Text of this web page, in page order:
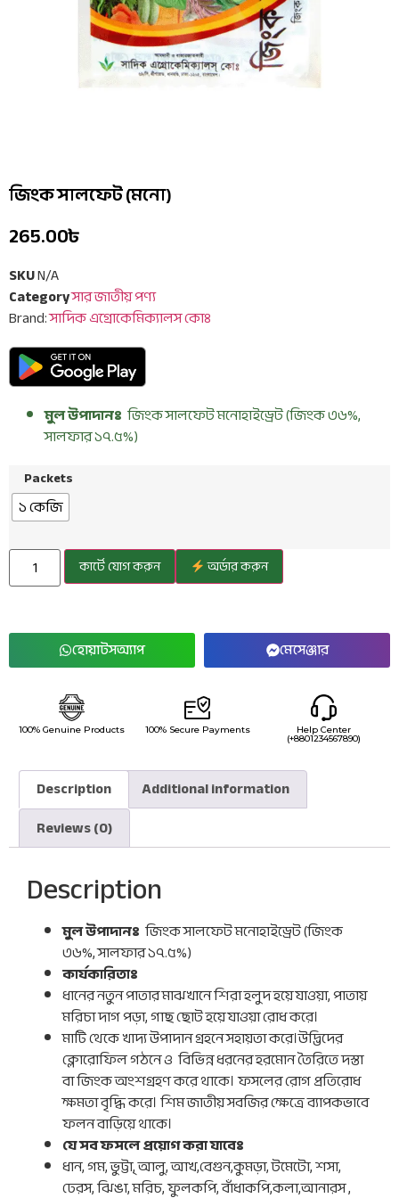
জিংক সালফেট (মনো)
265.00৳
SKUN/A
Categoryসার জাতীয় পণ্য
Brand:সাদিক এগ্রোকেমিক্যালস কোঃ
মুল উপাদানঃ জিংক সালফেট মনোহাইড্রেট (জিংক ৩৬%,
সালফার ১৭.৫%)
Packets
১ কেজি
কার্টে যোগ করুন অর্ডার করুন
হোয়াটসঅ্যাপ মেসেঞ্জার
100% Genuine Products 100% Secure Payments Help Center
(+8801234567890)
Description
Additional information
Reviews (0)
Description
মুল উপাদানঃ জিংক সালফেট মনোহাইড্রেট (জিংক
৩৬%, সালফার ১৭.৫%)
কার্যকারিতাঃ
ধানের নতুন পাতার মাঝখানে শিরা হলুদ হয়ে যাওয়া, পাতায়
মরিচা দাগ পড়া, গাছ ছোট হয়ে যাওয়া রোধ করে।
মাটি থেকে খাদ্য উপাদান গ্রহনে সহায়তা করে।উদ্ভিদের
ক্লোরোফিল গঠনে ও বিভিন্ন ধরনের হরমোন তৈরিতে দস্তা
বা জিংক অংশগ্রহণ করে থাকে। ফসলের রোগ প্রতিরোধ
ক্ষমতা বৃদ্ধি করে। শিম জাতীয় সবজির ক্ষেত্রে ব্যাপকভাবে
ফলন বাড়িয়ে থাকে।
যে সব ফসলে প্রয়োগ করা যাবেঃ
ধান, গম, ভুট্টা্‌, আলু, আখ,বেগুন,কুমড়া, টমেটো, শসা,
ঢেরস, ঝিঙা, মরিচ, ফুলকপি, বাঁধাকপি,কলা,আনারস ,